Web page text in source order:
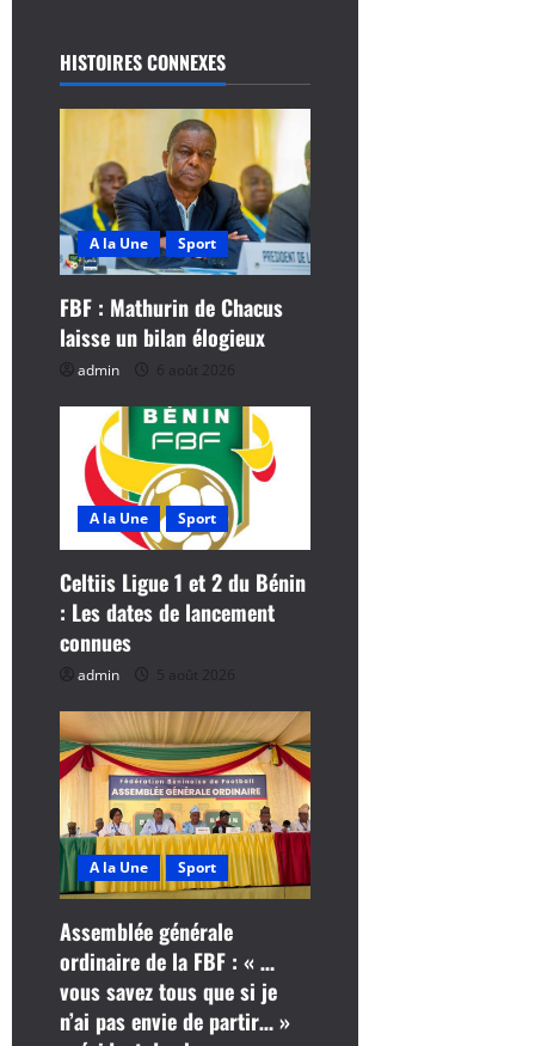
t
i
o
n
d
’
a
r
c
l
e
HISTOIRES CONNEXES
A la Une Sport
FBF : Mathurin de Chacus
laisse un bilan élogieux
admin 6 août 2026
A la Une Sport
Celtiis Ligue 1 et 2 du Bénin
: Les dates de lancement
connues
admin 5 août 2026
A la Une Sport
Assemblée générale
ordinaire de la FBF : « …
vous savez tous que si je
n’ai pas envie de partir… »